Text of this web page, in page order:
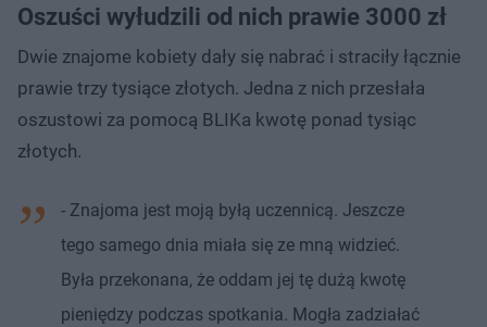
Oszuści wyłudzili od nich prawie 3000 zł
Dwie znajome kobiety dały się nabrać i straciły łącznie
prawie trzy tysiące złotych. Jedna z nich przesłała
oszustowi za pomocą BLIKa kwotę ponad tysiąc
złotych.
- Znajoma jest moją byłą uczennicą. Jeszcze
tego samego dnia miała się ze mną widzieć.
Była przekonana, że oddam jej tę dużą kwotę
pieniędzy podczas spotkania. Mogła zadziałać